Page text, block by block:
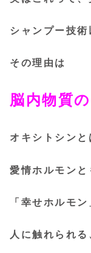
シャンプー技
その理由は
脳内物質
オキシトシン
愛情ホルモンと
「幸せホルモ
人に触れられ